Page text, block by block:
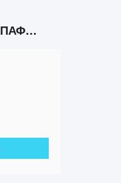
ΜΑΣ ΕΛΆΤΕ ΣΕ ΕΠΑΦΉ ΜΕ